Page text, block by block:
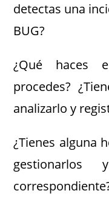
detectas una
BUG?
¿Qué haces
procedes?
analizarlo y
¿Tienes alguna